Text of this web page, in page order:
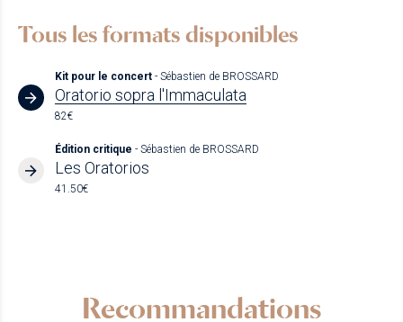
Tous les formats disponibles
Kit pour le concert - Sébastien de BROSSARD
Oratorio sopra l'Immaculata
82€
Édition critique - Sébastien de BROSSARD
Les Oratorios
41.50€
Recommandations